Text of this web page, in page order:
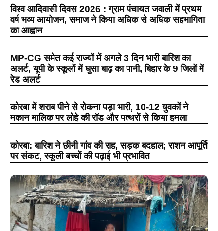
विश्व आदिवासी दिवस 2026 : ग्राम पंचायत जवाली में प्रथम
वर्ष भव्य आयोजन, समाज ने किया अधिक से अधिक सहभागिता
का आह्वान
MP-CG समेत कई राज्यों में अगले 3 दिन भारी बारिश का
अलर्ट, यूपी के स्कूलों में घुसा बाढ़ का पानी, बिहार के 9 जिलों में
रेड अलर्ट
कोरबा में शराब पीने से रोकना पड़ा भारी, 10-12 युवकों ने
मकान मालिक पर लोहे की रॉड और पत्थरों से किया हमला
कोरबा: बारिश ने छीनी गांव की राह, सड़क बदहाल; राशन आपूर्ति
पर संकट, स्कूली बच्चों की पढ़ाई भी प्रभावित